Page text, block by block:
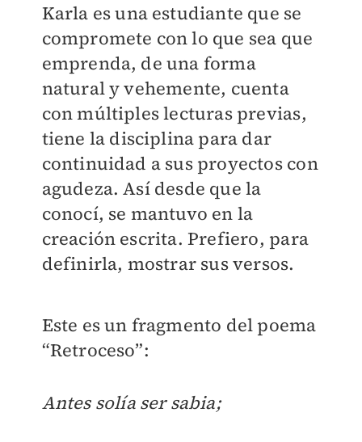
Karla es una estudiante que se
compromete con lo que sea que
emprenda, de una forma
natural y vehemente, cuenta
con múltiples lecturas previas,
tiene la disciplina para dar
continuidad a sus proyectos con
agudeza. Así desde que la
conocí, se mantuvo en la
creación escrita. Prefiero, para
definirla, mostrar sus versos.
Este es un fragmento del poema
“Retroceso”:
Antes solía ser sabia;